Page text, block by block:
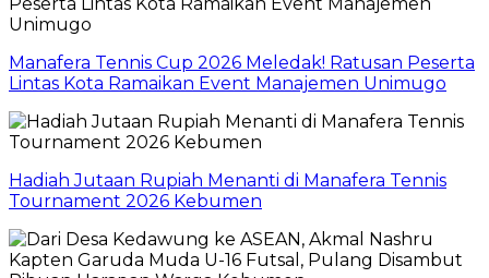
Manafera Tennis Cup 2026 Meledak! Ratusan Peserta
Lintas Kota Ramaikan Event Manajemen Unimugo
Hadiah Jutaan Rupiah Menanti di Manafera Tennis
Tournament 2026 Kebumen